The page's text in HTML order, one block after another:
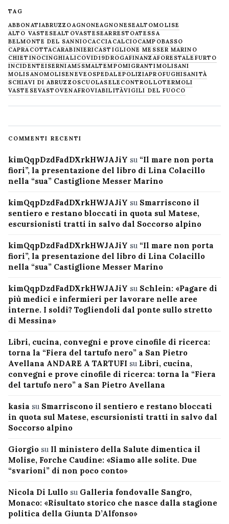
TAG
ABBONATIABRUZZOAGNONEAGNONESEALTOMOLISE
ALTO VASTESEALTOVASTESEARRESTOATESSA
BELMONTE DEL SANNIOCACCIA CALCIOCAMPOBASSO
CAPRACOTTACARABINIERICASTIGLIONE MESSER MARINO
CHIETINOCINGHIALICOVID19DROGAFINANZAFORESTALE FURTO
INCIDENTEISERNIAM5SMALTEMPOMIGRANTIMOLISANI
MOLISANOMOLISENEVE OSPEDALEPOLIZIAPROFUGHISANITÀ
SCHIAVI DI ABRUZZOSCUOLASELECONTROLLOTERMOLI
VASTESEVASTOVENAFROVIABILITÀVIGILI DEL FUOCO
COMMENTI RECENTI
kimQqpDzdFadDXrkHWJAJiY su “Il mare non porta
fiori”, la presentazione del libro di Lina Colacillo
nella “sua” Castiglione Messer Marino
kimQqpDzdFadDXrkHWJAJiY su Smarriscono il
sentiero e restano bloccati in quota sul Matese,
escursionisti tratti in salvo dal Soccorso alpino
kimQqpDzdFadDXrkHWJAJiY su “Il mare non porta
fiori”, la presentazione del libro di Lina Colacillo
nella “sua” Castiglione Messer Marino
kimQqpDzdFadDXrkHWJAJiY su Schlein: «Pagare di
più medici e infermieri per lavorare nelle aree
interne. I soldi? Togliendoli dal ponte sullo stretto
di Messina»
Libri, cucina, convegni e prove cinofile di ricerca:
torna la “Fiera del tartufo nero” a San Pietro
Avellana ANDARE A TARTUFI su Libri, cucina,
convegni e prove cinofile di ricerca: torna la “Fiera
del tartufo nero” a San Pietro Avellana
kasia su Smarriscono il sentiero e restano bloccati
in quota sul Matese, escursionisti tratti in salvo dal
Soccorso alpino
Giorgio su Il ministero della Salute dimentica il
Molise, Forche Caudine: «Siamo alle solite. Due
“svarioni” di non poco conto»
Nicola Di Lullo su Galleria fondovalle Sangro,
Monaco: «Risultato storico che nasce dalla stagione
politica della Giunta D’Alfonso»